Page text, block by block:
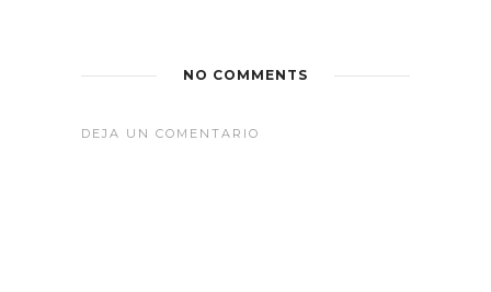
NO COMMENTS
DEJA UN COMENTARIO